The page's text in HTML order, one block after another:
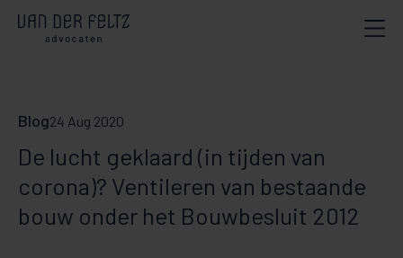
Blog24 Aug 2020
De lucht geklaard (in tijden van
corona)? Ventileren van bestaande
bouw onder het Bouwbesluit 2012